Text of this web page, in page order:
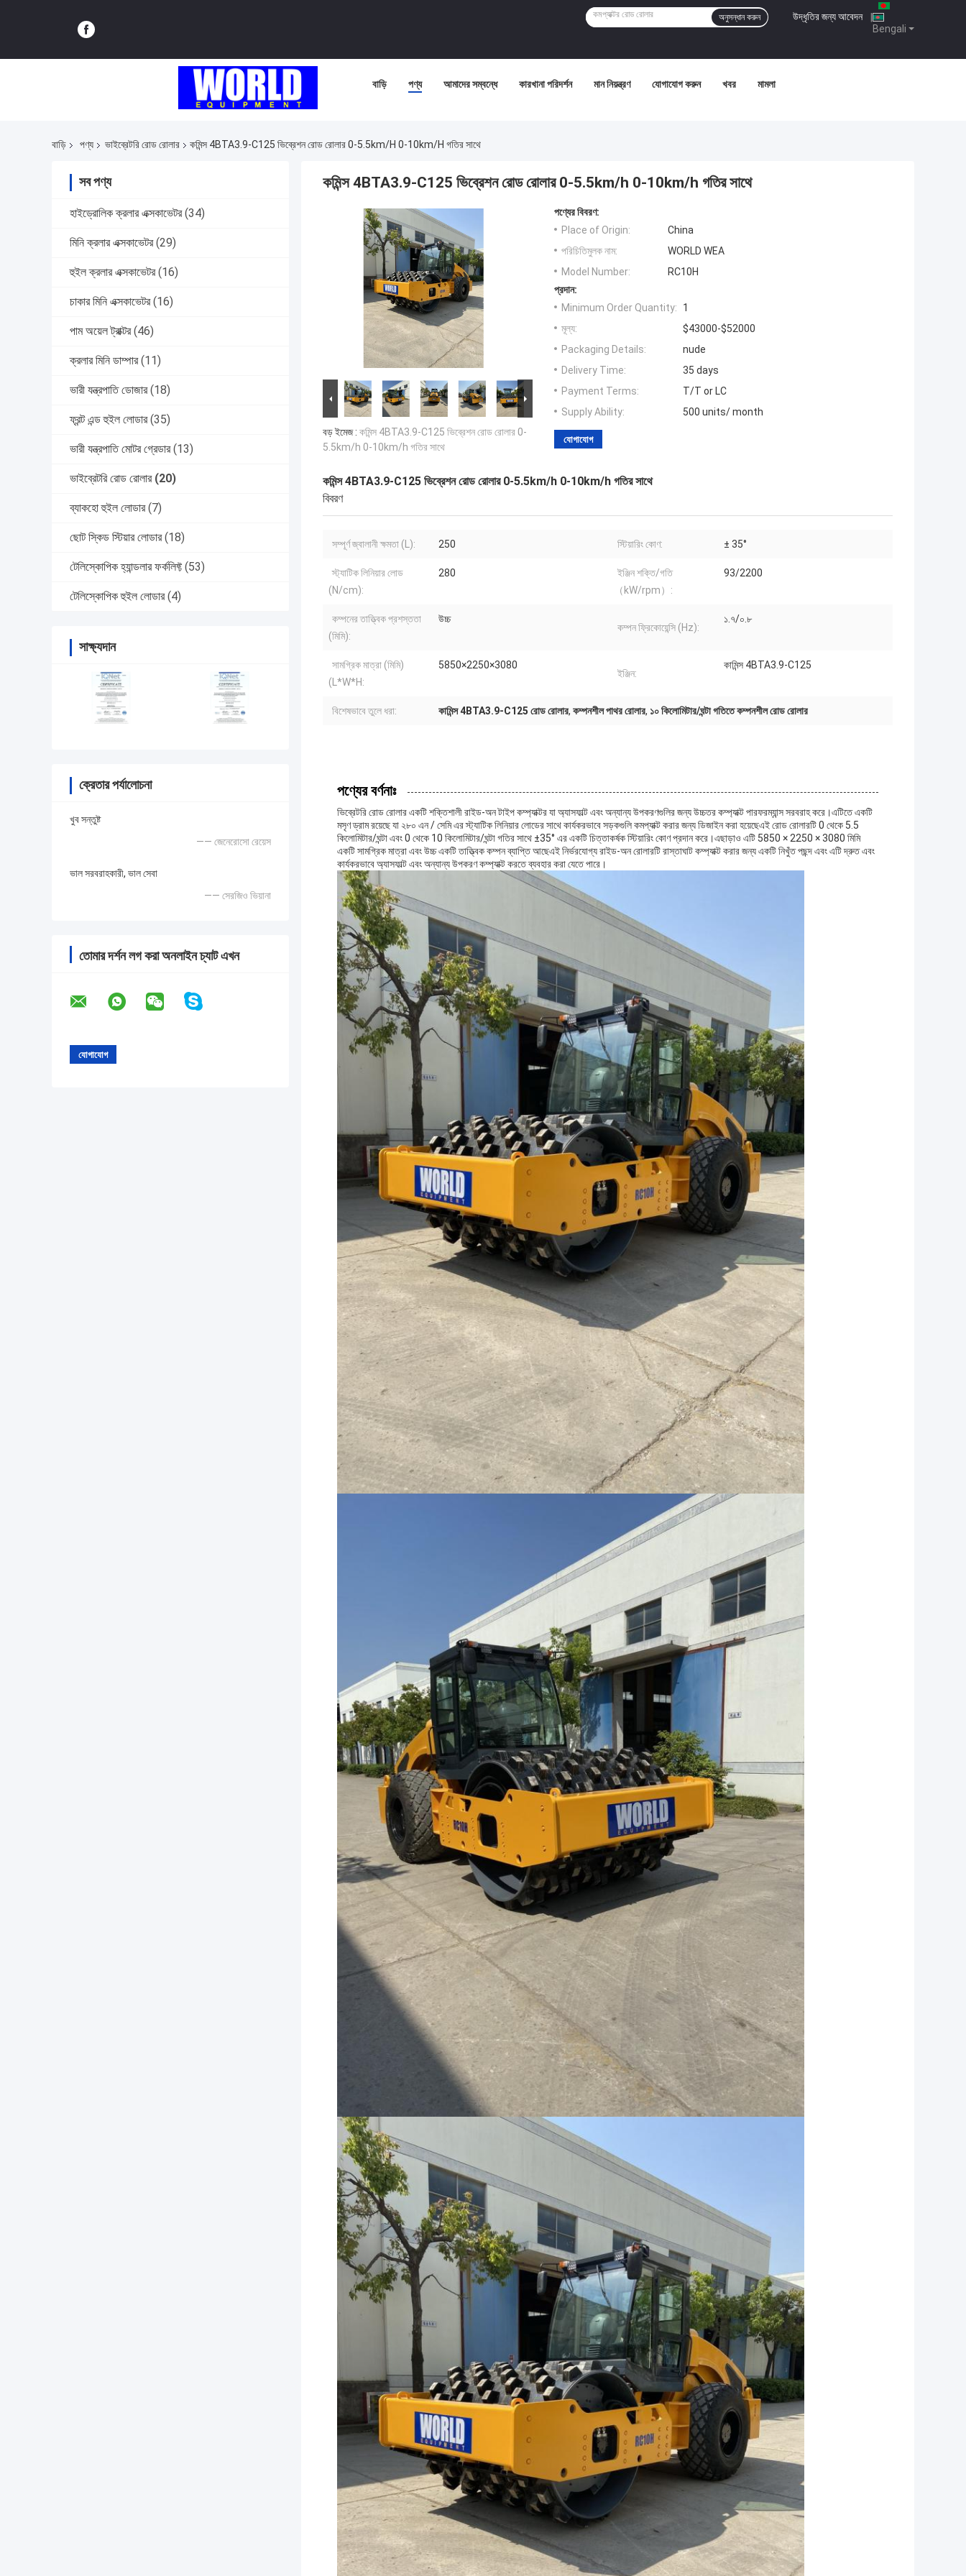
Bengali
উদ্ধৃতির জন্য আবেদন |
অনুসন্ধান করুন
বাড়ি পণ্য আমাদের সম্বন্ধে কারখানা পরিদর্শন মান নিয়ন্ত্রণ যোগাযোগ করুন খবর মামলা
বাড়ি পণ্য ভাইব্রেটরি রোড রোলার কমিন্স 4BTA3.9-C125 ভিব্রেশন রোড রোলার 0-5.5km/h 0-10km/h গতির সাথে
সব পণ্য
হাইড্রোলিক ক্রলার এক্সকাভেটর (34)
মিনি ক্রলার এক্সকাভেটর (29)
হুইল ক্রলার এক্সকাভেটর (16)
চাকার মিনি এক্সকাভেটর (16)
পাম অয়েল ট্রাক্টর (46)
ক্রলার মিনি ডাম্পার (11)
ভারী যন্ত্রপাতি ডোজার (18)
ফ্রন্ট এন্ড হুইল লোডার (35)
ভারী যন্ত্রপাতি মোটর গ্রেডার (13)
ভাইব্রেটরি রোড রোলার (20)
ব্যাকহো হুইল লোডার (7)
ছোট স্কিড স্টিয়ার লোডার (18)
টেলিস্কোপিক হ্যান্ডলার ফর্কলিফ্ট (53)
টেলিস্কোপিক হুইল লোডার (4)
সাক্ষ্যদান
ক্রেতার পর্যালোচনা
খুব সন্তুষ্ট
—— জেনেরোসো রেয়েস
ভাল সরবরাহকারী, ভাল সেবা
—— সেরজিও ভিয়ানা
তোমার দর্শন লগ করা অনলাইন চ্যাট এখন
কমিন্স 4BTA3.9-C125 ভিব্রেশন রোড রোলার 0-5.5km/h 0-10km/h গতির সাথে
বড় ইমেজ : কমিন্স 4BTA3.9-C125 ভিব্রেশন রোড রোলার 0-
5.5km/h 0-10km/h গতির সাথে
পণ্যের বিবরণ:
Place of Origin:
China
পরিচিতিমুলক নাম:
WORLD WEA
Model Number:
RC10H
প্রদান:
Minimum Order Quantity:
1
মূল্য:
$43000-$52000
Packaging Details:
nude
Delivery Time:
35 days
Payment Terms:
T/T or LC
Supply Ability:
500 units/ month
যোগাযোগ
কমিন্স 4BTA3.9-C125 ভিব্রেশন রোড রোলার 0-5.5km/h 0-10km/h গতির সাথে
বিবরণ
সম্পূর্ণ জ্বালানী ক্ষমতা (L): 250 স্টিয়ারিং কোণ: ± 35°
স্ট্যাটিক লিনিয়ার লোড
(N/cm):
280
ইঞ্জিন শক্তি/গতি
（kW/rpm）:
93/2200
কম্পনের তাত্ত্বিক প্রশস্ততা
(মিমি):
উচ্চ
কম্পন ফ্রিকোয়েন্সি (Hz):
১.৭/০.৮
সামগ্রিক মাত্রা (মিমি)
(L*W*H:
5850×2250×3080
ইঞ্জিন:
কামিন্স 4BTA3.9-C125
বিশেষভাবে তুলে ধরা: কামিন্স 4BTA3.9-C125 রোড রোলার, কম্পনশীল পাথর রোলার, ১০ কিলোমিটার/ঘন্টা গতিতে কম্পনশীল রোড রোলার
পণ্যের বর্ণনাঃ
ভিব্রেটরি রোড রোলার একটি শক্তিশালী রাইড-অন টাইপ কম্প্যাক্টর যা অ্যাসফাল্ট এবং অন্যান্য উপকরণগুলির জন্য উচ্চতর কম্প্যাক্ট পারফরম্যান্স সরবরাহ করে।এটিতে একটি
মসৃণ ড্রাম রয়েছে যা ২৮০ এন / সেমি এর স্ট্যাটিক লিনিয়ার লোডের সাথে কার্যকরভাবে সড়কগুলি কমপ্যাক্ট করার জন্য ডিজাইন করা হয়েছেএই রোড রোলারটি 0 থেকে 5.5
কিলোমিটার/ঘন্টা এবং 0 থেকে 10 কিলোমিটার/ঘন্টা গতির সাথে ±35° এর একটি চিত্তাকর্ষক স্টিয়ারিং কোণ প্রদান করে।এছাড়াও এটি 5850 × 2250 × 3080 মিমি
একটি সামগ্রিক মাত্রা এবং উচ্চ একটি তাত্ত্বিক কম্পন ব্যাপ্তি আছেএই নির্ভরযোগ্য রাইড-অন রোলারটি রাস্তাঘাট কম্প্যাক্ট করার জন্য একটি নিখুঁত পছন্দ এবং এটি দ্রুত এবং
কার্যকরভাবে অ্যাসফাল্ট এবং অন্যান্য উপকরণ কম্প্যাক্ট করতে ব্যবহার করা যেতে পারে।